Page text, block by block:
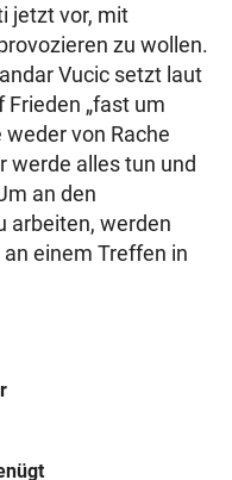
jetzt vor, mit
zu wollen.
Vucic setzt laut
„fast um
weder von Rache
werde alles tun und
an den
arbeiten, werden
einem Treffen in